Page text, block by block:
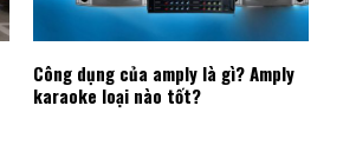
Công dụng của amply là gì? Amply
karaoke loại nào tốt?